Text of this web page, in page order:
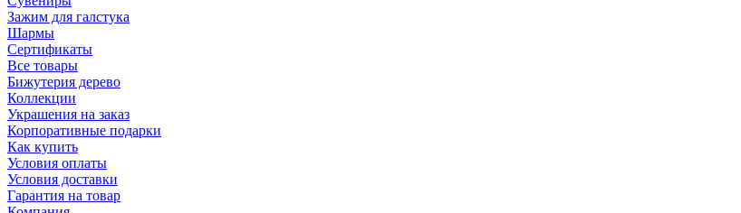
Зажим для галстука
Шармы
Сертификаты
Все товары
Бижутерия дерево
Коллекции
Украшения на заказ
Корпоративные подарки
Как купить
Условия оплаты
Условия доставки
Гарантия на товар